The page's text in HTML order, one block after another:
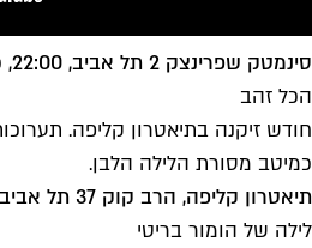
סינמטק שפרינצק 2 תל אביב, 22:00, כניסה חופשית
הכל זהב
חודש זיקנה בתיאטרון קליפה.
כמיטב מסורת הלילה הלבן.
תיאטרון קליפה, הרב קוק 37 תל אביב, 6.6-3.7, הכניסה לכל האירועים בעלות סמלית
לילה של הומור בריטי